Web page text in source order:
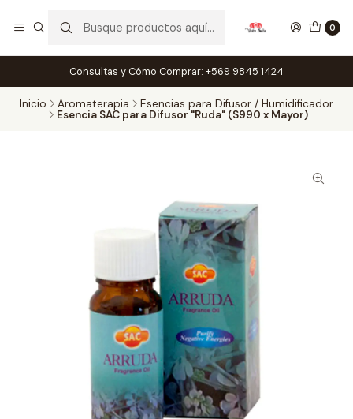
0
Consultas y Cómo Comprar: +569 9845 1424
Inicio Aromaterapia
Esencias para Difusor / Humidificador
Esencia SAC para Difusor "Ruda" ($990 x Mayor)